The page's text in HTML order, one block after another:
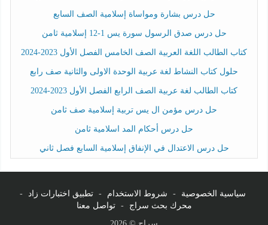
حل درس بشارة ومواساة إسلامية الصف السابع
حل درس صدق الرسول سورة يس 1-12 إسلامية ثامن
كتاب الطالب اللغة العربية الصف الخامس الفصل الأول 2023-2024
حلول كتاب النشاط لغة عربية الوحدة الاولى والثانية صف رابع
كتاب الطالب لغة عربية الصف الرابع الفصل الأول 2023-2024
حل درس مؤمن ال يس تربية إسلامية صف ثامن
حل درس أحكام المد اسلامية ثامن
حل درس الاعتدال في الإنفاق إسلامية السابع فصل ثاني
سياسية الخصوصية - شروط الاستخدام - تطبيق اختبارات زاد
-
محرك بحث سراج
-
تواصل معنا